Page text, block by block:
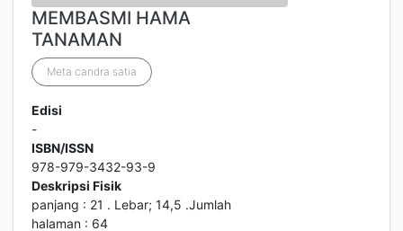
MEMBASMI HAMA
TANAMAN
Meta candra satia
Edisi
-
ISBN/ISSN
978-979-3432-93-9
Deskripsi Fisik
panjang : 21 . Lebar; 14,5 .Jumlah
halaman : 64